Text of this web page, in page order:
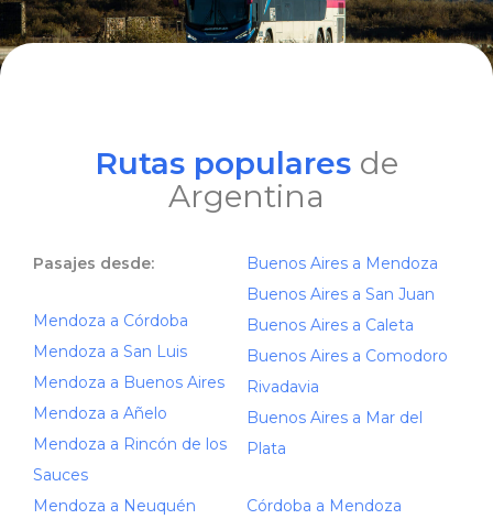
Rutas populares de
Argentina
Pasajes desde:
Mendoza a Córdoba
Mendoza a San Luis
Mendoza a Buenos Aires
Mendoza a Añelo
Mendoza a Rincón de los
Sauces
Mendoza a Neuquén
Buenos Aires a Mendoza
Buenos Aires a San Juan
Buenos Aires a Caleta
Buenos Aires a Comodoro
Rivadavia
Buenos Aires a Mar del
Plata
Córdoba a Mendoza